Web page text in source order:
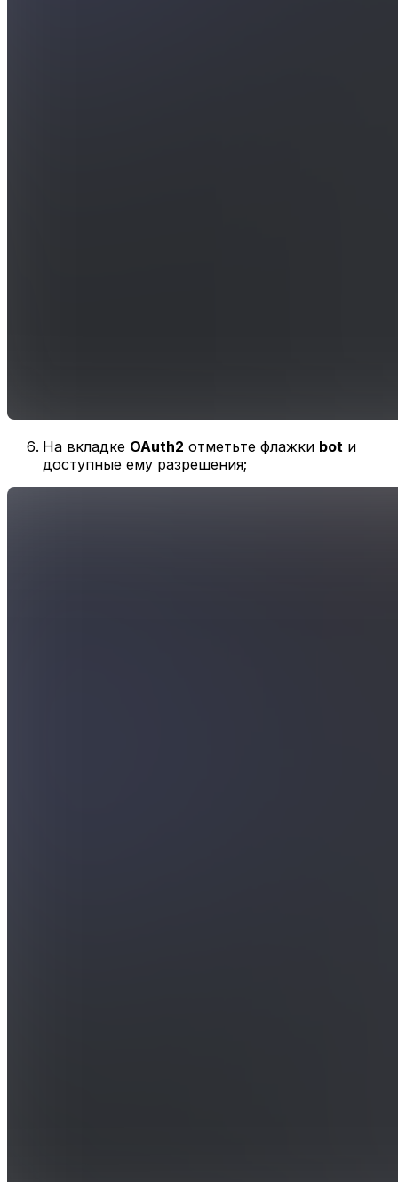
На вкладке OAuth2 отметьте флажки bot и
доступные ему разрешения;